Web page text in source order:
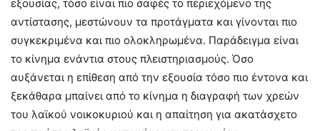
εξουσίας, τόσο είναι πιο σαφές το περιεχόμενο της
αντίστασης, μεστώνουν τα προτάγματα και γίνονται πιο
συγκεκριμένα και πιο ολοκληρωμένα. Παράδειγμα είναι
το κίνημα ενάντια στους πλειστηριασμούς. Όσο
αυξάνεται η επίθεση από την εξουσία τόσο πιο έντονα και
ξεκάθαρα μπαίνει από το κίνημα η διαγραφή των χρεών
του λαϊκού νοικοκυριού και η απαίτηση για ακατάσχετο